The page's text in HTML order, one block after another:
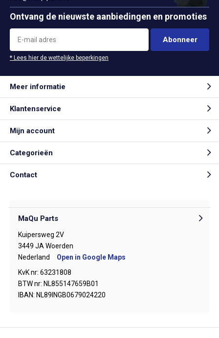
Ontvang de nieuwste aanbiedingen en promoties
Abonneer
* Lees hier de wettelijke beperkingen
Meer informatie
Klantenservice
Mijn account
Categorieën
Contact
MaQu Parts
Kuipersweg 2V
3449 JA Woerden
Nederland
Open in Google Maps
KvK nr: 63231808
BTW nr: NL855147659B01
IBAN: NL89INGB0679024220